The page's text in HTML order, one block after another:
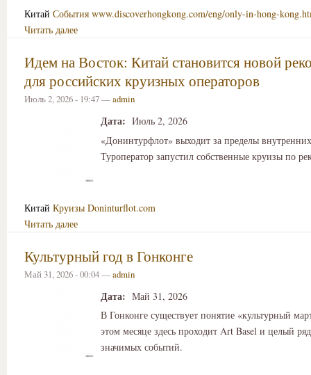
Китай События www.discoverhongkong.com/eng/only-in-hong-
Читать далее
Идем на Восток: Китай становится новой
для российских круизных операторов
Июль 2, 2026 - 19:47 —admin
Дата: Июль 2, 2026
«Донинтурфлот» выходит за пределы
Туроператор запустил собственные круизы по
Китай Круизы Doninturflot.com
Читать далее
Культурный год в Гонконге
Май 31, 2026 - 00:04 —admin
Дата: Май 31, 2026
В Гонконге существует понятие «культурный
этом месяце здесь проходит Art Basel и целый
значимых событий.